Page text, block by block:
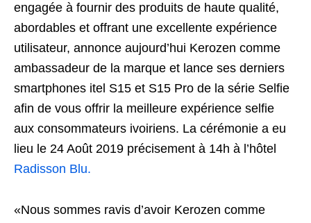
engagée à fournir des produits de haute qualité,
abordables et offrant une excellente expérience
utilisateur, annonce aujourd’hui Kerozen comme
ambassadeur de la marque et lance ses derniers
smartphones itel S15 et S15 Pro de la série Selfie
afin de vous offrir la meilleure expérience selfie
aux consommateurs ivoiriens. La cérémonie a eu
lieu le 24 Août 2019 précisement à 14h à l’hôtel
Radisson Blu.
«Nous sommes ravis d’avoir Kerozen comme